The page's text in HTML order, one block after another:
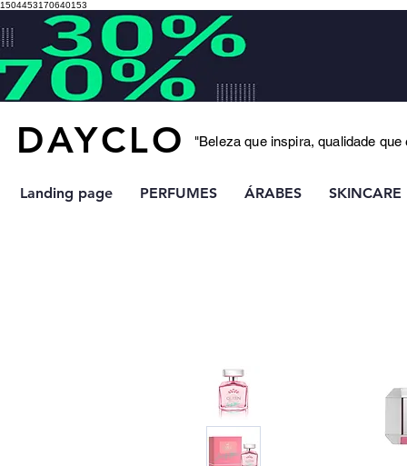
1504453170640153
DAYCLO "Beleza que inspira, qualidade que
Landing page PERFUMES ÁRABES SKINCARE